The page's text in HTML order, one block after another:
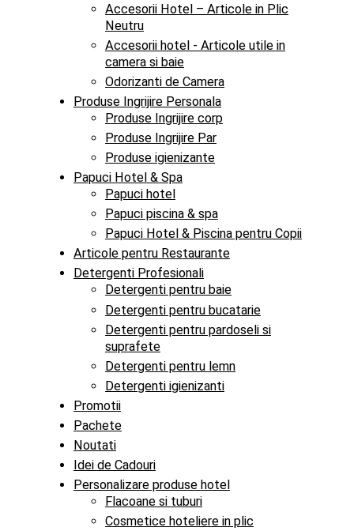
Accesorii Hotel – Articole in Plic
Neutru
Accesorii hotel - Articole utile in
camera si baie
Odorizanti de Camera
Produse Ingrijire Personala
Produse Ingrijire corp
Produse Ingrijire Par
Produse igienizante
Papuci Hotel & Spa
Papuci hotel
Papuci piscina & spa
Papuci Hotel & Piscina pentru Copii
Articole pentru Restaurante
Detergenti Profesionali
Detergenti pentru baie
Detergenti pentru bucatarie
Detergenti pentru pardoseli si
suprafete
Detergenti pentru lemn
Detergenti igienizanti
Promotii
Pachete
Noutati
Idei de Cadouri
Personalizare produse hotel
Flacoane si tuburi
Cosmetice hoteliere in plic